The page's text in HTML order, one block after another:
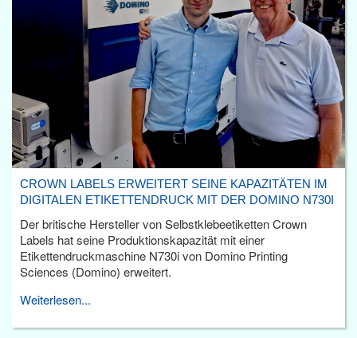
CROWN LABELS ERWEITERT SEINE KAPAZITÄTEN IM
DIGITALEN ETIKETTENDRUCK MIT DER DOMINO N730I
Der britische Hersteller von Selbstklebeetiketten Crown
Labels hat seine Produktionskapazität mit einer
Etikettendruckmaschine N730i von Domino Printing
Sciences (Domino) erweitert.
Weiterlesen...